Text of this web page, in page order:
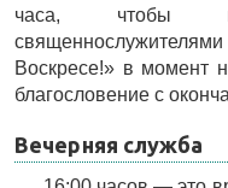
часа, чтобы
Воскресе!» в момент
благословение с
Вечерняя служба